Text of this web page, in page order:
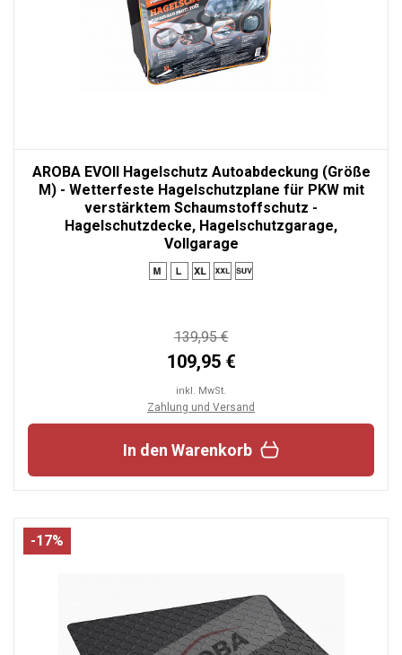
AROBA EVOII Hagelschutz Autoabdeckung (Größe
M) - Wetterfeste Hagelschutzplane für PKW mit
verstärktem Schaumstoffschutz -
Hagelschutzdecke, Hagelschutzgarage,
Vollgarage
139,95 €
109,95 €
inkl. MwSt.
Zahlung und Versand
In den Warenkorb
-17%